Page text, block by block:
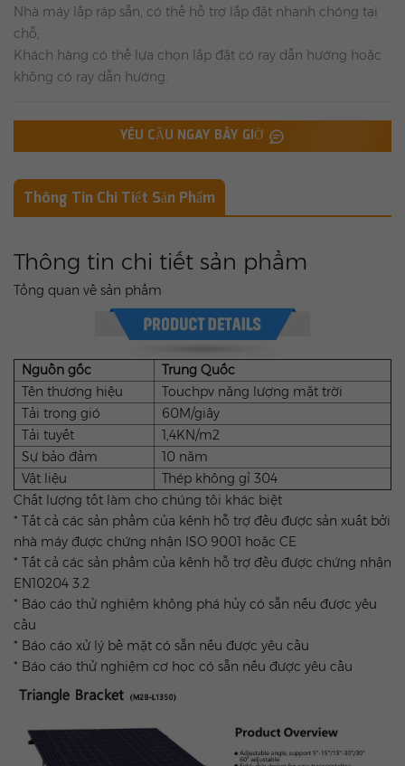
Nhà máy lắp ráp sẵn, có thể hỗ trợ lắp đặt nhanh chóng tại
chỗ;
Khách hàng có thể lựa chọn lắp đặt có ray dẫn hướng hoặc
không có ray dẫn hướng.
YÊU CẦU NGAY BÂY GIỜ
Thông Tin Chi Tiết Sản Phẩm
Thông tin chi tiết sản phẩm
Tổng quan về sản phẩm
Nguồn gốc
Trung Quốc
Tên thương hiệu
Touchpv năng lượng mặt trời
Tải trọng gió
60M/giây
Tải tuyết
1,4KN/m2
Sự bảo đảm
10 năm
Vật liệu
Thép không gỉ 304
Chất lượng tốt làm cho chúng tôi khác biệt
* Tất cả các sản phẩm của kênh hỗ trợ đều được sản xuất bởi
nhà máy được chứng nhận ISO 9001 hoặc CE
* Tất cả các sản phẩm của kênh hỗ trợ đều được chứng nhận
EN10204 3.2
* Báo cáo thử nghiệm không phá hủy có sẵn nếu được yêu
cầu
* Báo cáo xử lý bề mặt có sẵn nếu được yêu cầu
* Báo cáo thử nghiệm cơ học có sẵn nếu được yêu cầu